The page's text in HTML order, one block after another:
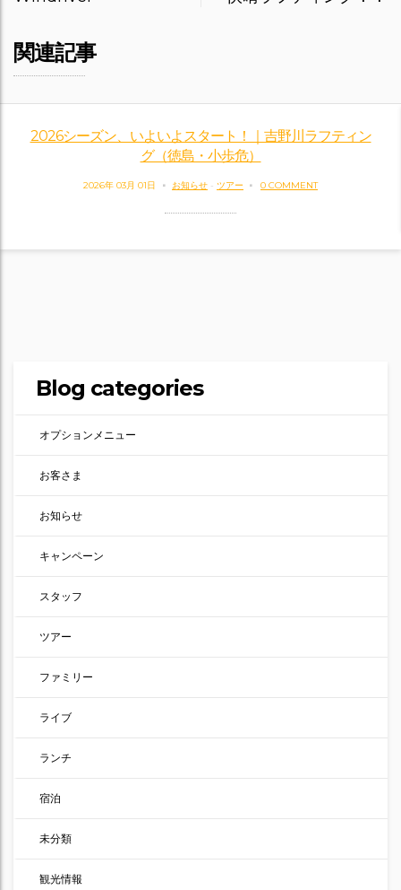
関連記事
2026シーズン、いよいよスタート！｜吉野川ラフティン
グ（徳島・小歩危）
2026年 03月 01日 お知らせ - ツアー 0 COMMENT
Blog categories
オプションメニュー
お客さま
お知らせ
キャンペーン
スタッフ
ツアー
ファミリー
ライブ
ランチ
宿泊
未分類
観光情報